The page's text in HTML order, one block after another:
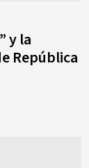
y la
República